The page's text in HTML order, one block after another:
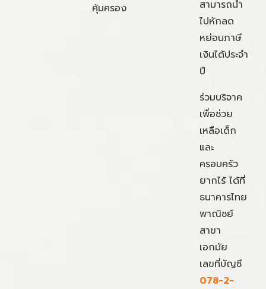
คุ้มครอง
สามารถนำ
ไปหักลด
หย่อนภาษี
เงินได้ประจำ
ปี
ร่วมบริจาค
เพื่อช่วย
เหลือเด็ก
และ
ครอบครัว
ยากไร้ ได้ที่
ธนาคารไทย
พาณิชย์
สาขา
เอกมัย
เลขที่บัญชี
078-2-